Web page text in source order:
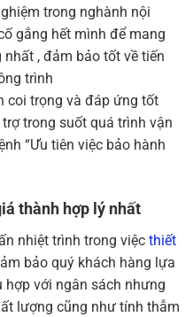
trong nghành nội
gắng hết mình để mang
, đảm bảo tốt về tiến
trình
coi trọng và đáp ứng tốt
trong suốt quá trình vận
“Ưu tiên việc bảo hành
thành hợp lý nhất
nhiệt trình trong việc thiết
bảo quý khách hàng lựa
với ngân sách nhưng
lượng cũng như tính thẫm